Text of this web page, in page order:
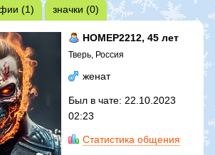
(1) значки (0)
HOMEP2212, 45 лет
Тверь, Россия
женат
Был в чате: 22.10.2023
02:23
Статистика общения